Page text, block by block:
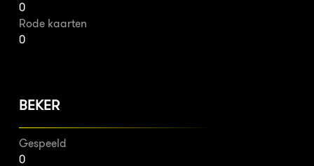
0
Rode kaarten
0
BEKER
Gespeeld
0